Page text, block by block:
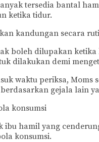
tersedia bantal
ketika tidur.
kandungan secara
boleh dilupakan ketika
dilakukan demi
waktu periksa,
gejala lain
konsumsi
ibu hamil yang
konsumsi.